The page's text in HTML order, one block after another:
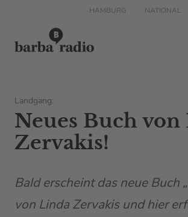
HAMBURG NATIONAL
Landgang:
Neues Buch
Zervakis!
Bald erscheint das neue Buch
von Linda Zervakis und hier